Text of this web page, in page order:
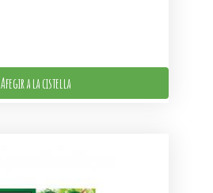
Afegir a la cistella